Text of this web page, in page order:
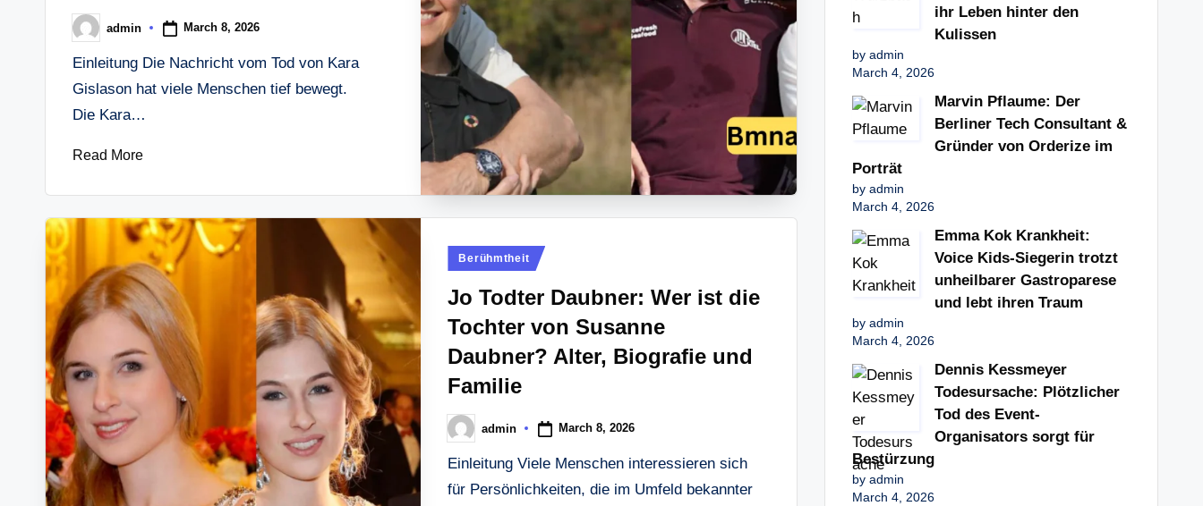
Posted
by
admin March 8, 2026
Einleitung Die Nachricht vom Tod von Kara
Gislason hat viele Menschen tief bewegt.
Die Kara…
Read More
Posted
Berühmtheit
Jo Todter Daubner: Wer ist die
Tochter von Susanne
Daubner? Alter, Biografie und
Familie
Posted
by
admin March 8, 2026
Einleitung Viele Menschen interessieren sich
für Persönlichkeiten, die im Umfeld bekannter
ihr Leben hinter den
Kulissen
by admin
March 4, 2026
Marvin Pflaume: Der
Berliner Tech Consultant &
Gründer von Orderize im
Porträt
by admin
March 4, 2026
Emma Kok Krankheit:
Voice Kids-Siegerin trotzt
unheilbarer Gastroparese
und lebt ihren Traum
by admin
March 4, 2026
Dennis Kessmeyer
Todesursache: Plötzlicher
Tod des Event-
Organisators sorgt für
Bestürzung
by admin
March 4, 2026